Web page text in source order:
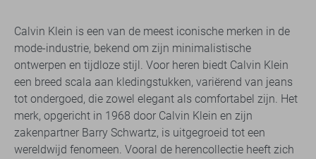
Calvin Klein is een van de meest iconische merken in de
mode-industrie, bekend om zijn minimalistische
ontwerpen en tijdloze stijl. Voor heren biedt Calvin Klein
een breed scala aan kledingstukken, variërend van jeans
tot ondergoed, die zowel elegant als comfortabel zijn. Het
merk, opgericht in 1968 door Calvin Klein en zijn
zakenpartner Barry Schwartz, is uitgegroeid tot een
wereldwijd fenomeen. Vooral de herencollectie heeft zich